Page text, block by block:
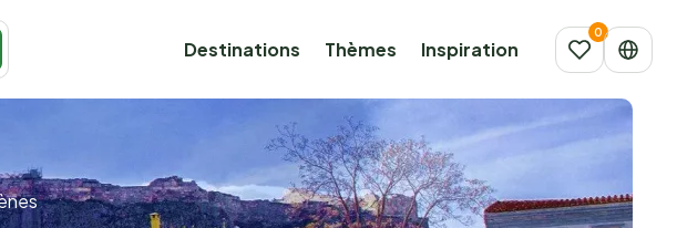
Destinations Thèmes Inspiration